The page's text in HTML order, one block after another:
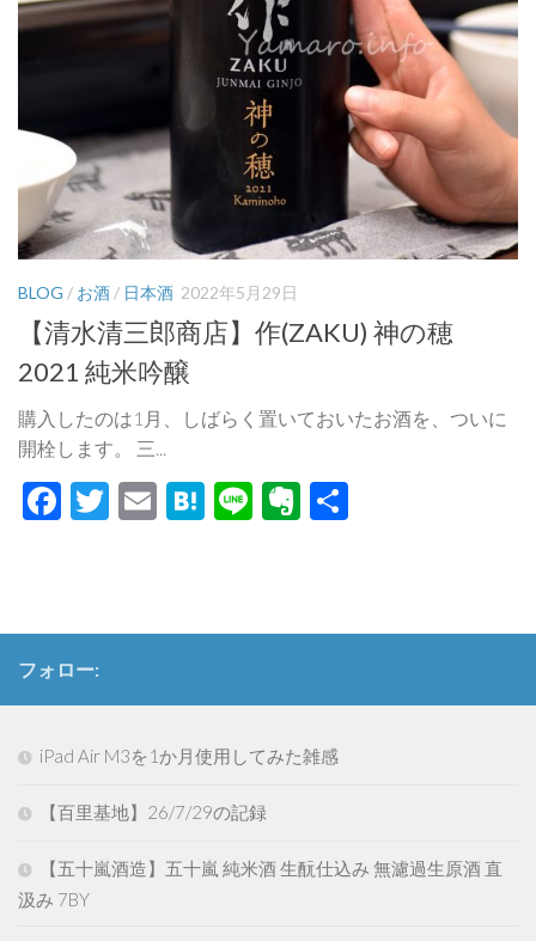
BLOG / お酒 / 日本酒 2022年5月29日
【清水清三郎商店】作(ZAKU) 神の穂
2021 純米吟醸
購入したのは1月、しばらく置いておいたお酒を、ついに
開栓します。 三...
Facebook
Twitter
EmailHatena
LineEvernote
フォロー:
iPad Air M3を1か月使用してみた雑感
【百里基地】26/7/29の記録
【五十嵐酒造】五十嵐 純米酒 生酛仕込み 無濾過生原酒 直
汲み 7BY